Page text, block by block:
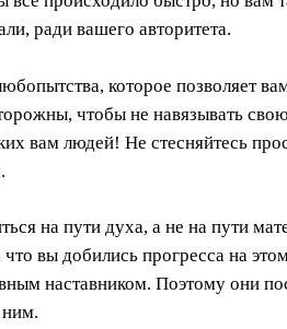
ради вашего авторитета.
которое позволяет
чтобы не навязывать
вам людей! Не стесняйтесь
на пути духа, а не на пути
вы добились прогресса на
наставником. Поэтому они
ним.